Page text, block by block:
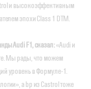
и высокоэффективным
эпохи Class 1 DTM.
Audi F1, сказал:«Audi и
Мы рады, что можем
уровень в Формуле-1.
а bp из Castrol тоже